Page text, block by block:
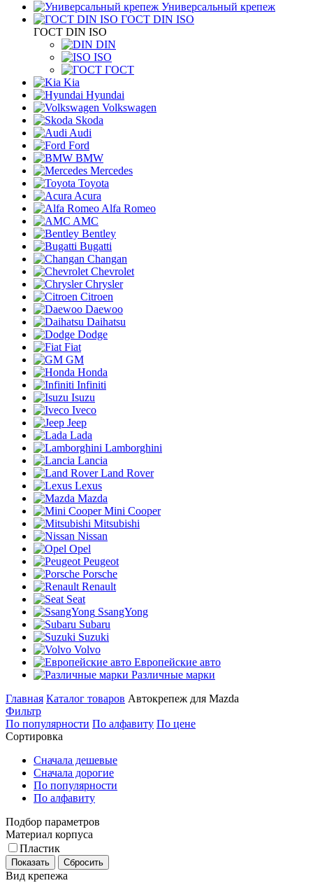
Универсальный крепеж
ГОСТ DIN ISO
ГОСТ DIN ISO
DIN
ISO
ГОСТ
Kia
Hyundai
Volkswagen
Skoda
Audi
Ford
BMW
Mercedes
Toyota
Acura
Alfa Romeo
AMC
Bentley
Bugatti
Changan
Chevrolet
Chrysler
Citroen
Daewoo
Daihatsu
Dodge
Fiat
GM
Honda
Infiniti
Isuzu
Iveco
Jeep
Lada
Lamborghini
Lancia
Land Rover
Lexus
Mazda
Mini Cooper
Mitsubishi
Nissan
Opel
Peugeot
Porsche
Renault
Seat
SsangYong
Subaru
Suzuki
Volvo
Европейские авто
Различные марки
Главная Каталог товаров Автокрепеж для Mazda
Фильтр
По популярности По алфавиту По цене
Сортировка
Сначала дешевые
Сначала дорогие
По популярности
По алфавиту
Подбор параметров
Материал корпуса
Пластик
Показать Сбросить
Вид крепежа